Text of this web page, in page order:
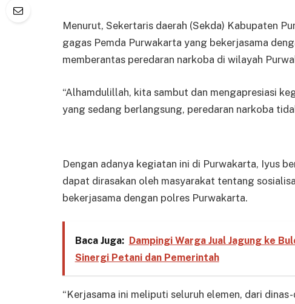
Menurut, Sekertaris daerah (Sekda) Kabupaten
gagas Pemda Purwakarta yang bekerjasama
memberantas peredaran narkoba di wilayah
“Alhamdulillah, kita sambut dan mengapresiasi
yang sedang berlangsung, peredaran narkoba
Dengan adanya kegiatan ini di Purwakarta, Iyus
dapat dirasakan oleh masyarakat tentang
bekerjasama dengan polres Purwakarta.
Baca Juga: Dampingi Warga Jual Jagung ke
Sinergi Petani dan Pemerintah
“Kerjasama ini meliputi seluruh elemen, dari